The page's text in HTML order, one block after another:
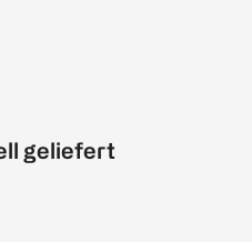
geliefert